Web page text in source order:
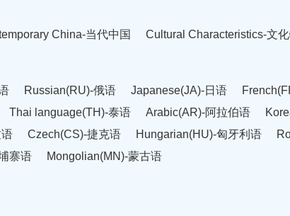
China-当代中国 Cultural Characteristics-文
Russian(RU)-俄语 Japanese(JA)-日语
Thai language(TH)-泰语 Arabic(AR)-阿拉伯语
Czech(CS)-捷克语 Hungarian(HU)-匈牙利语
寨语 Mongolian(MN)-蒙古语